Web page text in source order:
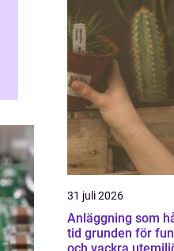
31 juli 2026
Anläggning som
tid grunden för funktionella